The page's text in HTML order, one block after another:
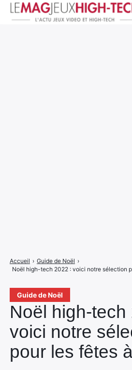
Guide de Noël
Noël high-tech
voici notre
pour les fêtes
Accueil › Guide de Noël ›
Noël high-tech 2022 : voici notre sélection